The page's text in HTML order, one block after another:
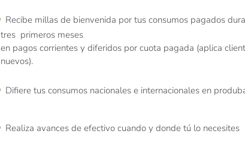
Recibe millas de bienvenida por tus consumos pagados
tres primeros meses
en pagos corrientes y diferidos por cuota pagada (aplica
nuevos).
Difiere tus consumos nacionales e internacionales en
Realiza avances de efectivo cuando y donde tú lo necesites